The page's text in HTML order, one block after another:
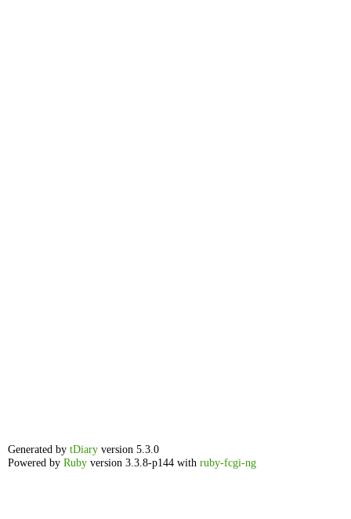
Generated by tDiary version 5.3.0
Powered by Ruby version 3.3.8-p144 with ruby-fcgi-ng